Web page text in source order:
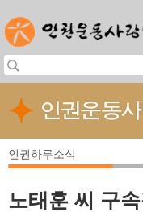
인권하루소식
노태훈 씨 구